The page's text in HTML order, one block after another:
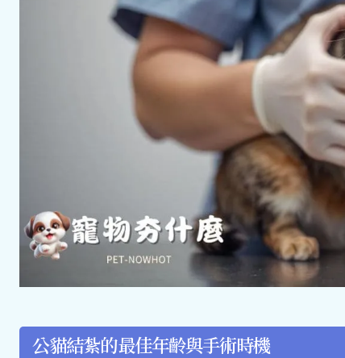
公貓結紮的最佳年齡與手術時機